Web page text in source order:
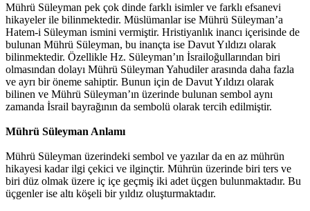
Mührü Süleyman pek çok dinde farklı isimler ve farklı efsanevi
hikayeler ile bilinmektedir. Müslümanlar ise Mührü Süleyman’a
Hatem-i Süleyman ismini vermiştir. Hristiyanlık inancı içerisinde de
bulunan Mührü Süleyman, bu inançta ise Davut Yıldızı olarak
bilinmektedir. Özellikle Hz. Süleyman’ın İsrailoğullarından biri
olmasından dolayı Mührü Süleyman Yahudiler arasında daha fazla
ve ayrı bir öneme sahiptir. Bunun için de Davut Yıldızı olarak
bilinen ve Mührü Süleyman’ın üzerinde bulunan sembol aynı
zamanda İsrail bayrağının da sembolü olarak tercih edilmiştir.
Mührü Süleyman Anlamı
Mührü Süleyman üzerindeki sembol ve yazılar da en az mührün
hikayesi kadar ilgi çekici ve ilginçtir. Mührün üzerinde biri ters ve
biri düz olmak üzere iç içe geçmiş iki adet üçgen bulunmaktadır. Bu
üçgenler ise altı köşeli bir yıldız oluşturmaktadır.